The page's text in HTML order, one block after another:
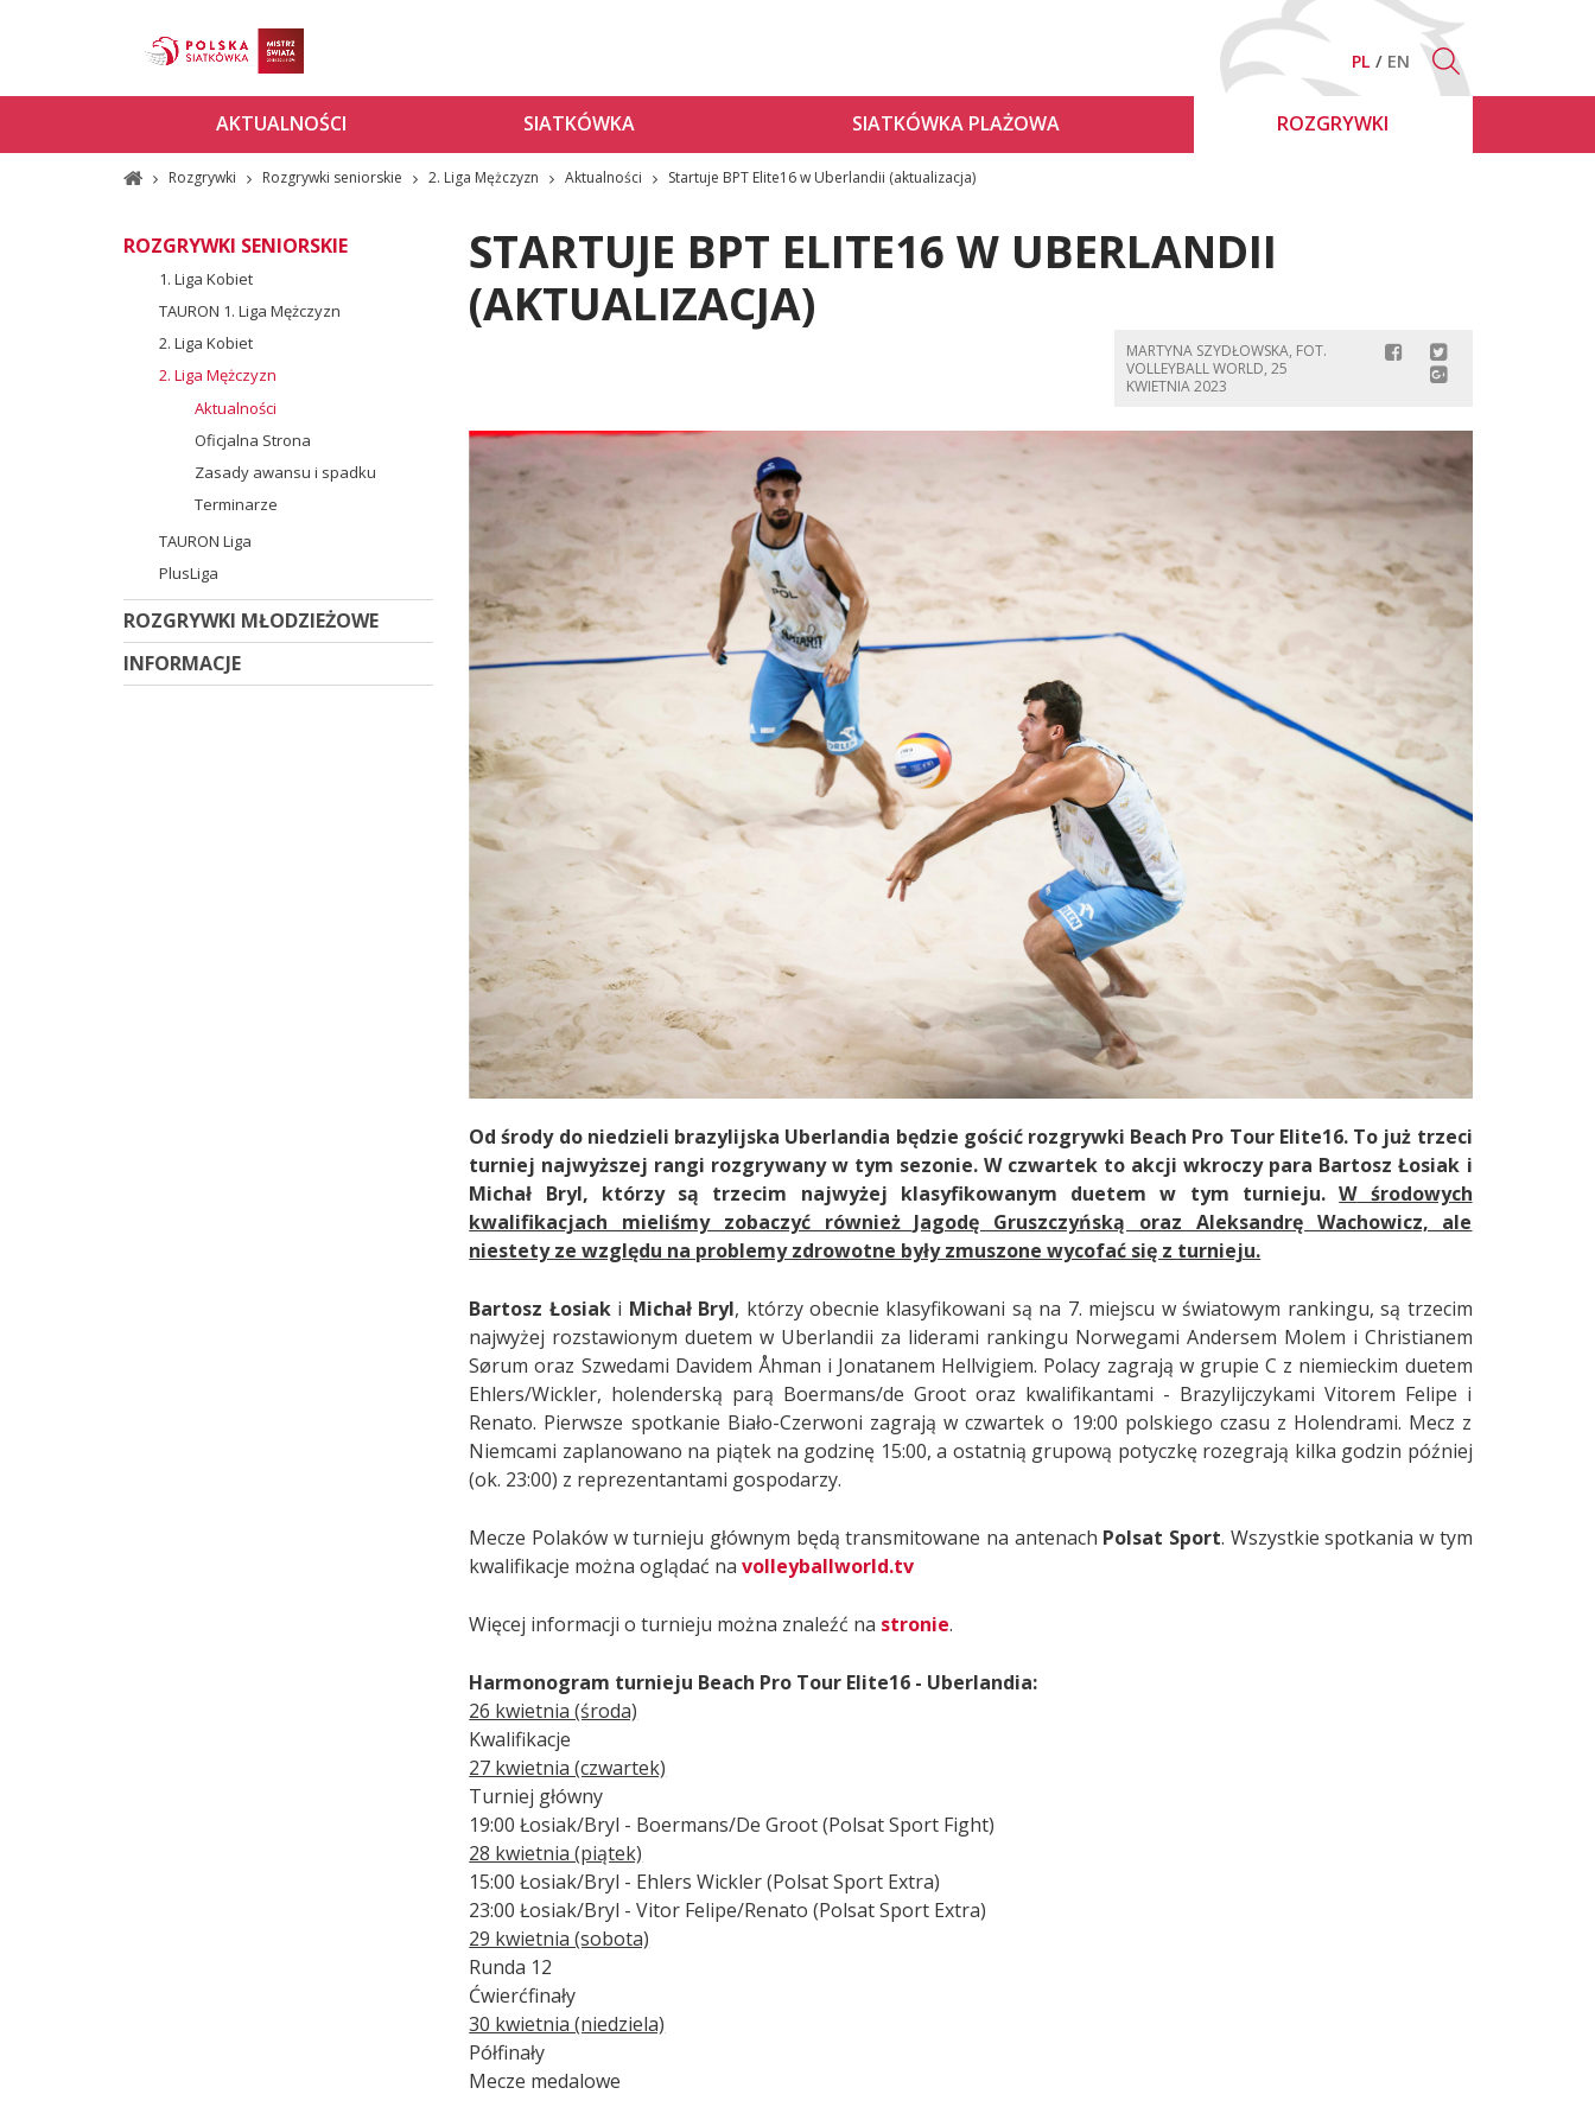
PL EN
AKTUALNOŚCI SIATKÓWKA SIATKÓWKA PLAŻOWA ROZGRYWKI
Rozgrywki Rozgrywki seniorskie 2. Liga Mężczyzn Aktualności Startuje BPT Elite16 w Uberlandii (aktualizacja)
ROZGRYWKI SENIORSKIE
1. Liga Kobiet
TAURON 1. Liga Mężczyzn
2. Liga Kobiet
2. Liga Mężczyzn
Aktualności
Oficjalna Strona
Zasady awansu i spadku
Terminarze
TAURON Liga
PlusLiga
ROZGRYWKI MŁODZIEŻOWE
INFORMACJE
STARTUJE BPT ELITE16 W UBERLANDII
(AKTUALIZACJA)
MARTYNA SZYDŁOWSKA, FOT.
VOLLEYBALL WORLD, 25
KWIETNIA 2023
Od środy do niedzieli brazylijska Uberlandia będzie gościć rozgrywki Beach Pro Tour Elite16. To już trzeci
turniej najwyższej rangi rozgrywany w tym sezonie. W czwartek to akcji wkroczy para Bartosz Łosiak i
Michał Bryl, którzy są trzecim najwyżej klasyfikowanym duetem w tym turnieju.Wśrodowych
kwalifikacjach mieliśmy zobaczyć również Jagodę Gruszczyńską oraz Aleksandrę Wachowicz, ale
niestety ze względu na problemy zdrowotne były zmuszone wycofać się z turnieju.
Bartosz Łosiak i Michał Bryl, którzy obecnie klasyfikowani są na 7. miejscu w światowym rankingu, są trzecim
najwyżej rozstawionym duetem w Uberlandii za liderami rankingu Norwegami Andersem Molem i Christianem
Sørum oraz Szwedami Davidem Åhman i Jonatanem Hellvigiem. Polacy zagrają w grupie C z niemieckim duetem
Ehlers/Wickler, holenderską parą Boermans/de Groot oraz kwalifikantami - Brazylijczykami Vitorem Felipe i
Renato. Pierwsze spotkanie Biało-Czerwoni zagrają w czwartek o 19:00 polskiego czasu z Holendrami. Mecz z
Niemcami zaplanowano na piątek na godzinę 15:00, a ostatnią grupową potyczkę rozegrają kilka godzin później
(ok. 23:00) z reprezentantami gospodarzy.
Mecze Polaków w turnieju głównym będą transmitowane na antenach Polsat Sport. Wszystkie spotkania w tym
kwalifikacje można oglądać navolleyballworld.tv
Więcej informacji o turnieju można znaleźć na stronie.
Harmonogram turnieju Beach Pro Tour Elite16 - Uberlandia:
26 kwietnia (środa)
Kwalifikacje
27 kwietnia (czwartek)
Turniej główny
19:00 Łosiak/Bryl - Boermans/De Groot (Polsat Sport Fight)
28 kwietnia (piątek)
15:00 Łosiak/Bryl - Ehlers Wickler (Polsat Sport Extra)
23:00 Łosiak/Bryl - Vitor Felipe/Renato (Polsat Sport Extra)
29 kwietnia (sobota)
Runda 12
Ćwierćfinały
30 kwietnia (niedziela)
Półfinały
Mecze medalowe